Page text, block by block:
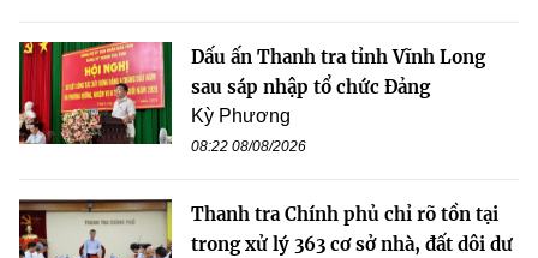
Dấu ấn Thanh tra tỉnh Vĩnh Long
sau sáp nhập tổ chức Đảng
Kỳ Phương
08:22 08/08/2026
Thanh tra Chính phủ chỉ rõ tồn tại
trong xử lý 363 cơ sở nhà, đất dôi dư